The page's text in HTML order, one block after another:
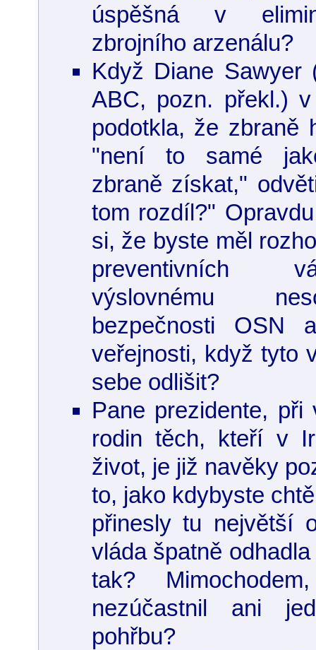
úspěšná v
zbrojního arzenálu?
Když Diane Sawyer
ABC, pozn. překl.)
podotkla, že zbraně
"není to samé
zbraně získat,"
tom rozdíl?"
si, že byste měl
preventivních
výslovnému
bezpečnosti OSN
veřejnosti, když tyto
sebe odlišit?
Pane prezidente,
rodin těch, kteří v
život, je již navěky
to, jako kdybyste
přinesly tu největší
vláda špatně
tak?
nezúčastnil ani
pohřbu?